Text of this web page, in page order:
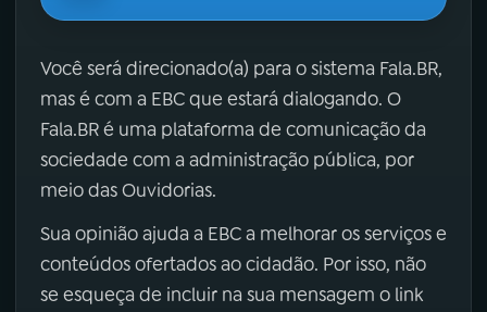
Você será direcionado(a) para o sistema Fala.BR,
mas é com a EBC que estará dialogando. O
Fala.BR é uma plataforma de comunicação da
sociedade com a administração pública, por
meio das Ouvidorias.
Sua opinião ajuda a EBC a melhorar os serviços e
conteúdos ofertados ao cidadão. Por isso, não
se esqueça de incluir na sua mensagem o link